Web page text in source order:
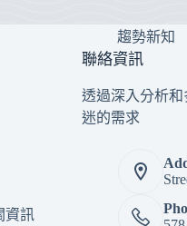
趨勢新知
資訊
聯絡資訊
透過深入分析
迷的需求